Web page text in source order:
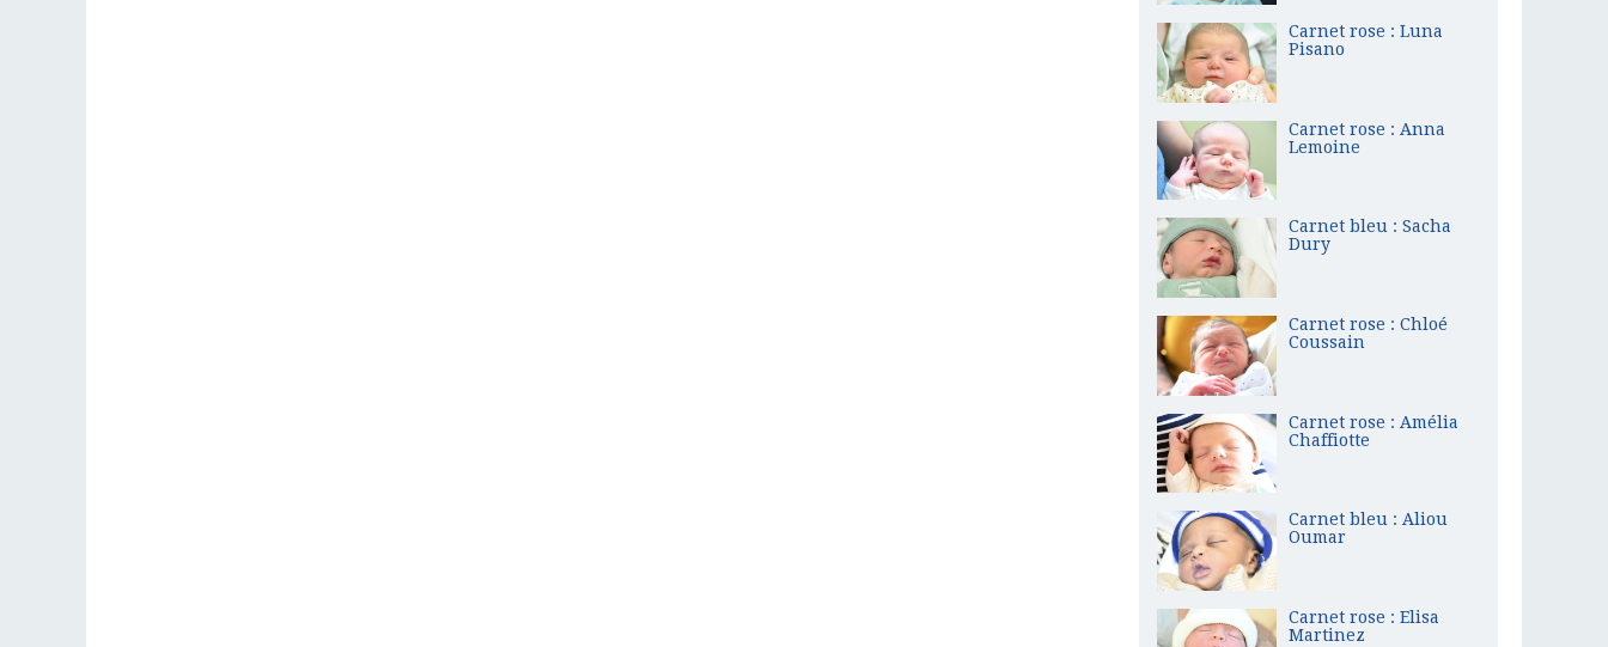
Carnet rose : Luna
Pisano
Carnet rose : Anna
Lemoine
Carnet bleu : Sacha
Dury
Carnet rose : Chloé
Coussain
Carnet rose : Amélia
Chaffiotte
Carnet bleu : Aliou
Oumar
Carnet rose : Elisa
Martinez